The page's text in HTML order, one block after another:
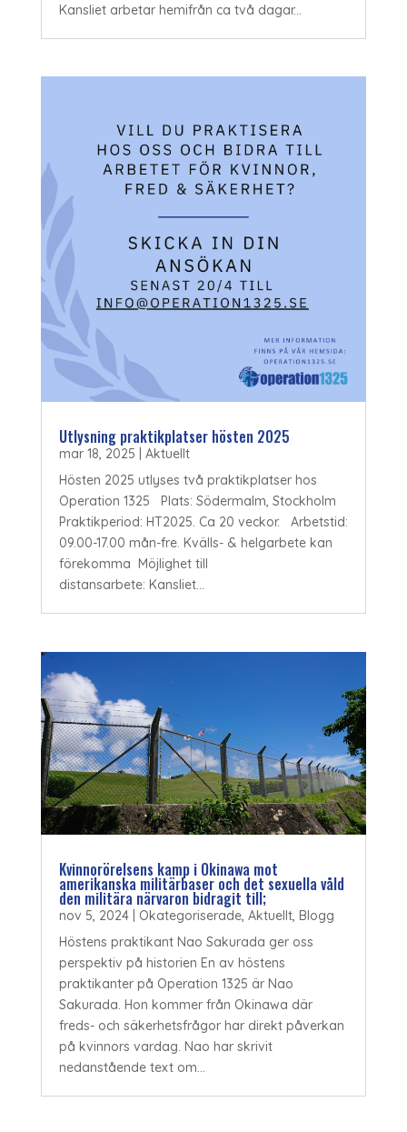
Kansliet arbetar hemifrån ca två dagar...
Utlysning praktikplatser hösten 2025
mar 18, 2025
Aktuellt
Hösten 2025 utlyses två praktikplatser hos
Operation 1325 Plats: Södermalm, Stockholm
Praktikperiod: HT2025. Ca 20 veckor. Arbetstid:
09.00-17.00 mån-fre. Kvälls- & helgarbete kan
förekomma Möjlighet till
distansarbete: Kansliet...
Kvinnorörelsens kamp i Okinawa mot
amerikanska militärbaser och det sexuella våld
den militära närvaron bidragit till;
nov 5, 2024| Okategoriserade, Aktuellt, Blogg
Höstens praktikant Nao Sakurada ger oss
perspektiv på historien En av höstens
praktikanter på Operation 1325 är Nao
Sakurada. Hon kommer från Okinawa där
freds- och säkerhetsfrågor har direkt påverkan
på kvinnors vardag. Nao har skrivit
nedanstående text om...